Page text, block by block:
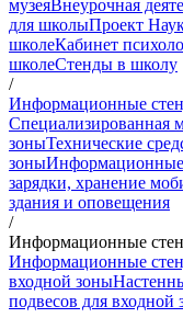
музеяВнеурочная
для школыПроект
школеКабинет
школеСтенды в школу
/
Информационные
Специализированная
зоныТехнические
зоныИнформационные
зарядки, хранение
здания и оповещения
/
Информационные
Информационные
входной зоны
подвесов для входной